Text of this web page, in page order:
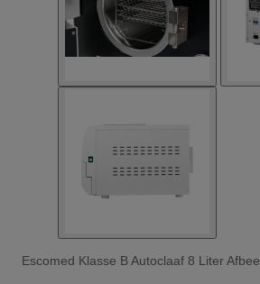
Escomed Klasse B Autoclaaf 8 Liter